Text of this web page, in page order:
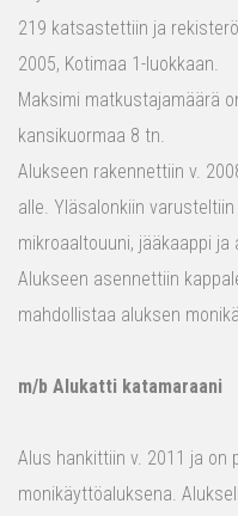
219 katsastettiin ja
2005, Kotimaa 1-luokkaan.
Maksimi matkustajamäärä
kansikuormaa 8 tn.
Alukseen rakennettiin v.
alle. Yläsalonkiin
mikroaaltouuni, jääkaappi
Alukseen asennettiin
mahdollistaa aluksen
m/b Alukatti katamaraani
Alus hankittiin v. 2011 ja on
monikäyttöaluksena.